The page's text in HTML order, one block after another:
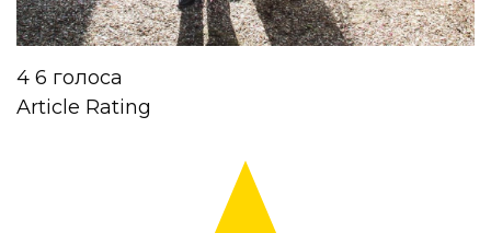
4 6 голоса
Article Rating